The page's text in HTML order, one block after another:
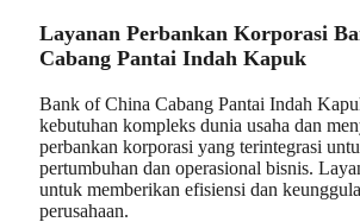
Layanan Perbankan Korporasi
Cabang Pantai Indah Kapuk
Bank of China Cabang Pantai Indah
kebutuhan kompleks dunia usaha dan
perbankan korporasi yang terintegrasi
pertumbuhan dan operasional bisnis.
untuk memberikan efisiensi dan
perusahaan.